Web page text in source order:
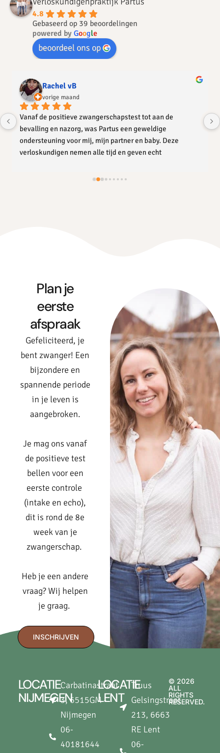
4.8
Gebaseerd op 39 beoordelingen
powered by Google
beoordeel ons op
Rachel vB
vorige maand
Vanaf de positieve zwangerschapstest tot aan de
bevalling en nazorg, was Partus een geweldige
ondersteuning voor mij, mijn partner en baby. Deze
verloskundigen nemen alle tijd en geven echt
serieus genomen. Ontzettend veel dank aan de vier
Plan je
eerste
afspraak
Gefeliciteerd, je
bent zwanger! Een
bijzondere en
spannende periode
in je leven is
aangebroken.
Je mag ons vanaf
de positieve test
bellen voor een
eerste controle
(intake en echo),
dit is rond de 8e
week van je
zwangerschap.
Heb je een andere
vraag? Wij helpen
je graag.
INSCHRIJVEN
LOCATIE
NIJMEGEN
Carbatinastraat
3, 6515GM -
Nijmegen
06-
40181644
LOCATIE
LENT
Truus
Gelsingstraat
213, 6663
RE Lent
06-
© 2026
ALL
RIGHTS
RESERVED.